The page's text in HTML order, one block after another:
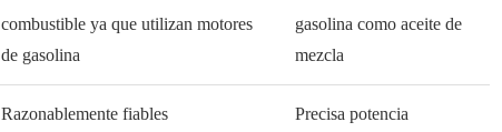
combustible ya que utilizan motores
de gasolina
gasolina como aceite de
mezcla
Razonablemente fiables Precisa potencia